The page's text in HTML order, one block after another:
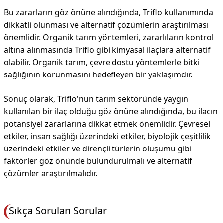
Bu zararların göz önüne alındığında, Triflo kullanımında
dikkatli olunması ve alternatif çözümlerin araştırılması
önemlidir. Organik tarım yöntemleri, zararlıların kontrol
altına alınmasında Triflo gibi kimyasal ilaçlara alternatif
olabilir. Organik tarım, çevre dostu yöntemlerle bitki
sağlığının korunmasını hedefleyen bir yaklaşımdır.
Sonuç olarak, Triflo'nun tarım sektöründe yaygın
kullanılan bir ilaç olduğu göz önüne alındığında, bu ilacın
potansiyel zararlarına dikkat etmek önemlidir. Çevresel
etkiler, insan sağlığı üzerindeki etkiler, biyolojik çeşitlilik
üzerindeki etkiler ve dirençli türlerin oluşumu gibi
faktörler göz önünde bulundurulmalı ve alternatif
çözümler araştırılmalıdır.
Sıkça Sorulan Sorular